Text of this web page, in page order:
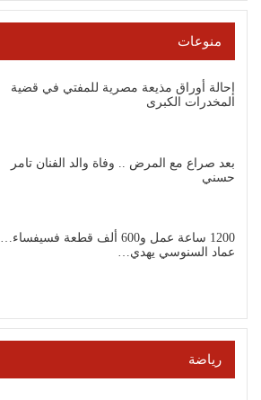
منوعات
إحالة أوراق مذيعة مصرية للمفتي في قضية
المخدرات الكبرى
بعد صراع مع المرض .. وفاة والد الفنان تامر
حسني
1200 ساعة عمل و600 ألف قطعة فسيفساء…
عماد السنوسي يهدي…
رياضة